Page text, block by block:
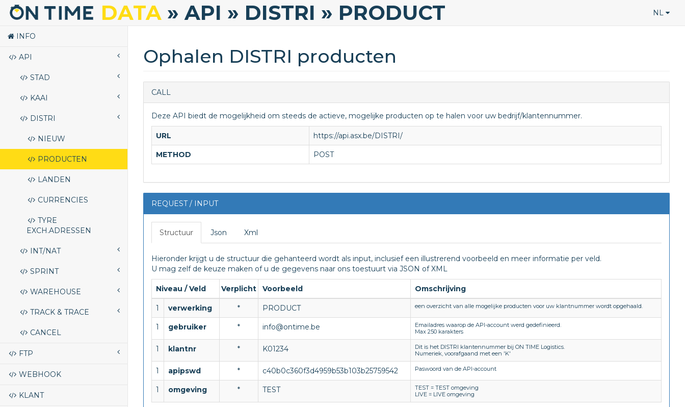
DATA » API » DISTRI » PRODUCT NL
INFO
API
STAD
KAAI
DISTRI
NIEUW
PRODUCTEN
LANDEN
CURRENCIES
TYRE
EXCH.ADRESSEN
INT/NAT
SPRINT
WAREHOUSE
TRACK & TRACE
CANCEL
FTP
WEBHOOK
KLANT
Ophalen DISTRI producten
CALL
Deze API biedt de mogelijkheid om steeds de actieve, mogelijke producten op te halen voor uw bedrijf/klantennummer.
URL https://api.asx.be/DISTRI/
METHOD POST
REQUEST / INPUT
Structuur Json Xml
Hieronder krijgt u de structuur die gehanteerd wordt als input, inclusief een illustrerend voorbeeld en meer informatie per veld.
U mag zelf de keuze maken of u de gegevens naar ons toestuurt via JSON of XML
Niveau / Veld Verplicht Voorbeeld Omschrijving
1 verwerking * PRODUCT een overzicht van alle mogelijke producten voor uw klantnummer wordt opgehaald.
1 gebruiker * info@ontime.be
Emailadres waarop de API-account werd gedefinieerd.
Max 250 karakters
1 klantnr * K01234
Dit is het DISTRI klantennummer bij ON TIME Logistics.
Numeriek, voorafgaand met een 'K'
1 apipswd * c40b0c360f3d4959b53b103b25759542 Paswoord van de API-account
1 omgeving * TEST
TEST = TEST omgeving
LIVE = LIVE omgeving